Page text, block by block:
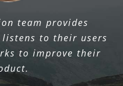
team provides
to their users
to improve their